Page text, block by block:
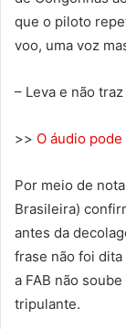
que o piloto
voo, uma voz
– Leva e não
>> O áudio
Por meio de
Brasileira)
antes da
frase não foi
a FAB não
tripulante.